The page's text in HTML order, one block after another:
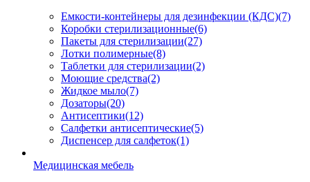
Емкости-контейнеры для дезинфекции (КДС)(7)
Коробки стерилизационные(6)
Пакеты для стерилизации(27)
Лотки полимерные(8)
Таблетки для стерилизации(2)
Моющие средства(2)
Жидкое мыло(7)
Дозаторы(20)
Антисептики(12)
Салфетки антисептические(5)
Диспенсер для салфеток(1)
Медицинская мебель